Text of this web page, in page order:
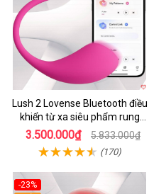
Lush 2 Lovense Bluetooth điều
khiển từ xa siêu phẩm rung
mạnh
3.500.000₫ 5.833.000₫
(170)
-23%